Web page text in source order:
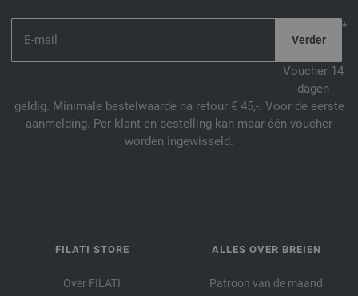
*
Voucher 14
dagen
geldig. Minimale bestelwaarde na retour € 45,-. Voor de eerste
aanmelding. Per klant en bestelling kan maar één voucher
worden ingewisseld.
FILATI STORE
Over FILATI
ALLES OVER BREIEN
Patroon van de maand